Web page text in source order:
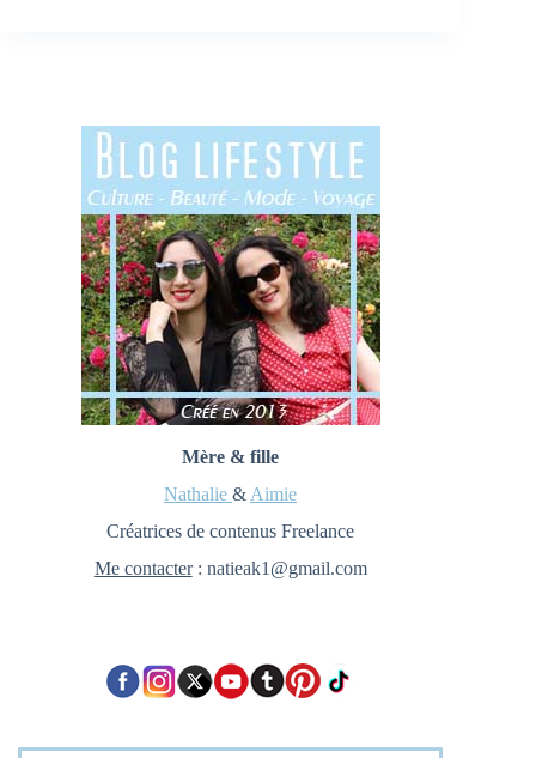
Mère & fille
Nathalie& Aimie
Créatrices de contenus Freelance
Me contacter: natieak1@gmail.com